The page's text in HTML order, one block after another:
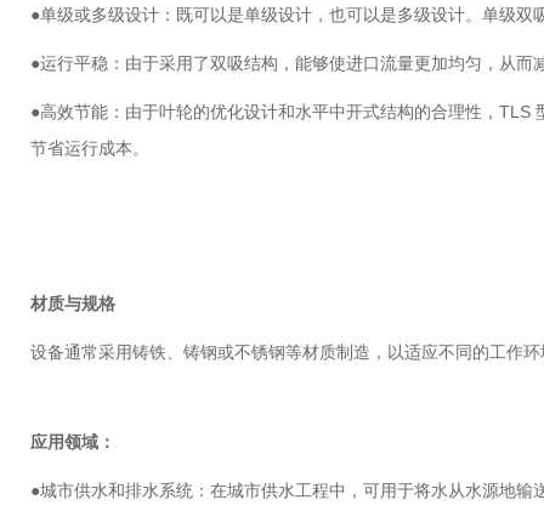
●单级或多级设计：既可以是单级设计，也可以是多级设计。单级
●运行平稳：由于采用了双吸结构，能够使进口流量更加均匀，从
●高效节能：由于叶轮的优化设计和水平中开式结构的合理性，
节省运行成本。
材质与规格
设备通常采用铸铁、铸钢或不锈钢等材质制造，以适应不同的工作
应用领域：
●城市供水和排水系统：在城市供水工程中，可用于将水从水源地